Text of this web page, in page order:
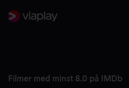
Filmer med minst 8.0 på IMDb